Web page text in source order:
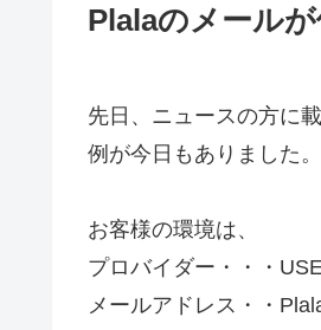
Plalaのメール
先日、ニュースの方に
例が今日もありました。
お客様の環境は、
プロバイダー・・・
メールアドレス・・